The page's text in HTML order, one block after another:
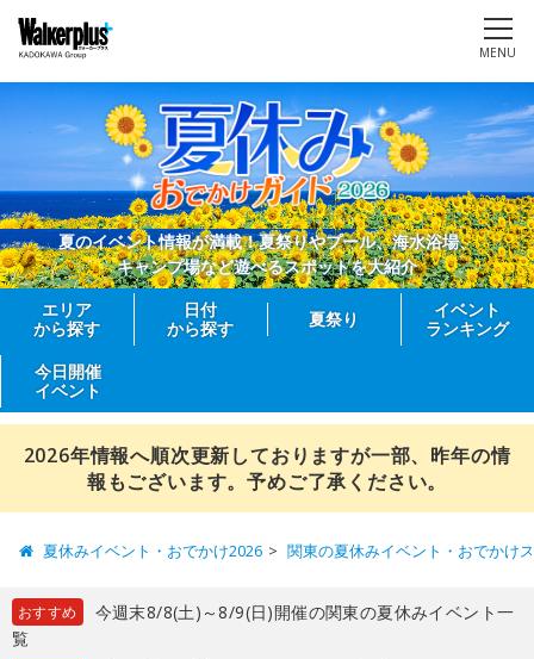
MENU
夏のイベント情報が満載！夏祭りやプール、海水浴場、
キャンプ場など遊べるスポットを大紹介
エリア
から探す
日付
から探す
夏祭り
イベント
ランキング
今日開催
イベント
2026年情報へ順次更新しておりますが一部、昨年の情
報もございます。予めご了承ください。
夏休みイベント・おでかけ2026 関東の夏休みイベント・おでかけ
おすすめ
今週末8/8(土)～8/9(日)開催の関東の夏休みイベント一
覧